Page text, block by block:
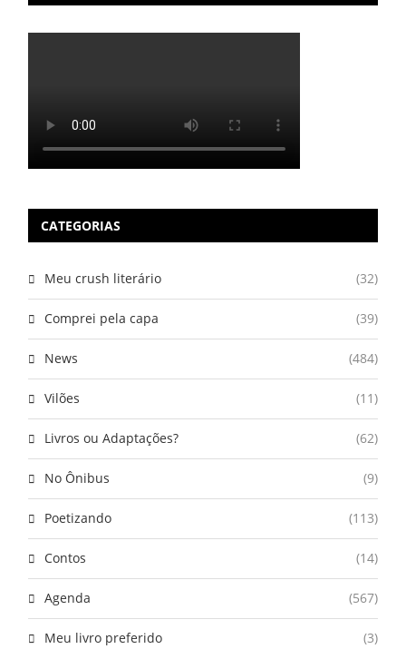
CATEGORIAS
Meu crush literário (32)
Comprei pela capa (39)
News (484)
Vilões (11)
Livros ou Adaptações? (62)
No Ônibus (9)
Poetizando (113)
Contos (14)
Agenda (567)
Meu livro preferido (3)